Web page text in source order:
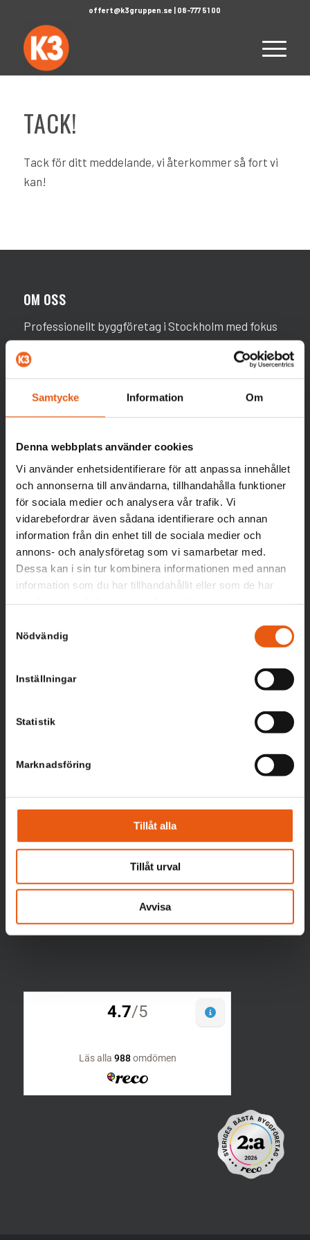
Samtycke Information Om
Denna webbplats använder cookies
Vi använder enhetsidentifierare för att anpassa innehållet
och annonserna till användarna, tillhandahålla funktioner
för sociala medier och analysera vår trafik. Vi
vidarebefordrar även sådana identifierare och annan
information från din enhet till de sociala medier och
annons- och analysföretag som vi samarbetar med.
Dessa kan i sin tur kombinera informationen med annan
information som du har tillhandahållit eller som de har
Nödvändig
Inställningar
Statistik
Marknadsföring
Tillåt alla
Tillåt urval
Avvisa
offert@k3gruppen.se | 08-777 51 00
TACK!
Tack för ditt meddelande, vi återkommer så fort vi
kan!
OM OSS
Professionellt byggföretag i Stockholm med fokus
såsom golvslipning, golvläggning, måleri och
det beviljas.
KONTAKTA OSS
K3 Gruppen AB
Tomtebogatan 19
113 29 Stockholm
Tel: 08-777 51 00
TJÄNSTER
Måleri
Badrum